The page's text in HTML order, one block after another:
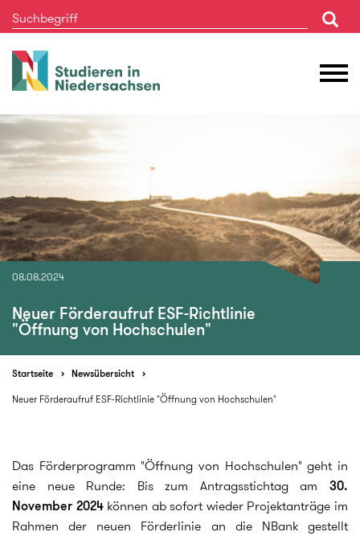
Studieren
in
08.08.2024
Neuer Förderaufruf ESF-Richtlinie
"Öffnung von Hochschulen"
Startseite
Newsübersicht
Neuer Förderaufruf ESF-Richtlinie "Öffnung von Hochschulen"
Das Förderprogramm "Öffnung von Hochschulen" geht in
eine neue Runde: Bis zum Antragsstichtag am 30.
November 2024können ab sofort wieder Projektanträge im
Rahmen der neuen Förderlinie an die NBank gestellt